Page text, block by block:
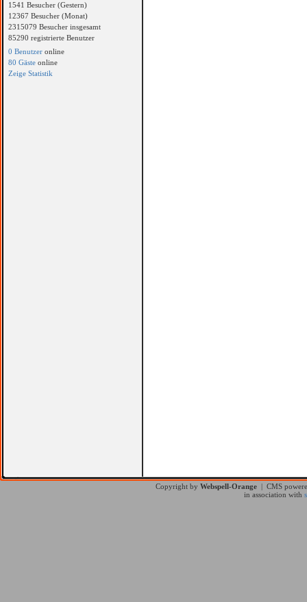
1541 Besucher (Gestern)
12367 Besucher (Monat)
2315079 Besucher insgesamt
85290 registrierte Benutzer
0 Benutzer online
80 Gäste online
Zeige Statistik
Copyright byWebspell-Orange | CMS
in association with